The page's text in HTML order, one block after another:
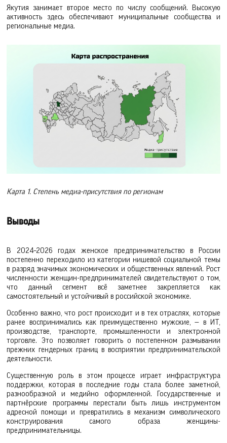
Якутия занимает второе место по числу сообщений. Высокую
активность здесь обеспечивают муниципальные сообщества и
региональные медиа.
Карта 1. Степень медиа-присутствия по регионам
Выводы
В 2024–2026 годах женское предпринимательство в России
постепенно переходило из категории нишевой социальной темы
в разряд значимых экономических и общественных явлений. Рост
численности женщин-предпринимателей свидетельствуют о том,
что данный сегмент всё заметнее закрепляется как
самостоятельный и устойчивый в российской экономике.
Особенно важно, что рост происходит и в тех отраслях, которые
ранее воспринимались как преимущественно мужские, — в ИТ,
производстве, транспорте, промышленности и электронной
торговле. Это позволяет говорить о постепенном размывании
прежних гендерных границ в восприятии предпринимательской
деятельности.
Существенную роль в этом процессе играет инфраструктура
поддержки, которая в последние годы стала более заметной,
разнообразной и медийно оформленной. Государственные и
партнёрские программы перестали быть лишь инструментом
адресной помощи и превратились в механизм символического
конструирования самого образа женщины-
предпринимательницы.